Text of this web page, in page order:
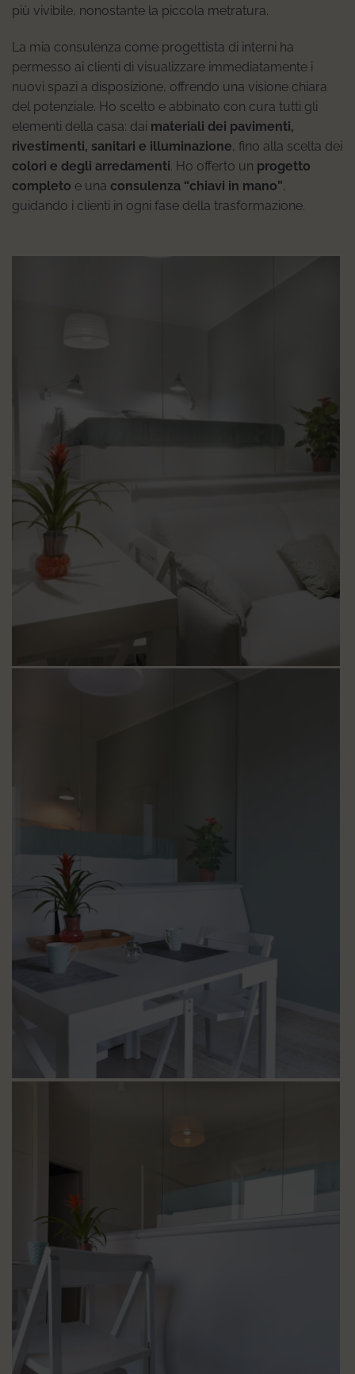
più vivibile, nonostante la piccola metratura.
La mia consulenza come progettista di interni ha
permesso ai clienti di visualizzare immediatamente i
nuovi spazi a disposizione, offrendo una visione chiara
del potenziale. Ho scelto e abbinato con cura tutti gli
elementi della casa: dai materiali dei pavimenti,
rivestimenti, sanitari e illuminazione, fino alla scelta dei
colori e degli arredamenti. Ho offerto un progetto
completo e una consulenza “chiavi in mano”,
guidando i clienti in ogni fase della trasformazione.